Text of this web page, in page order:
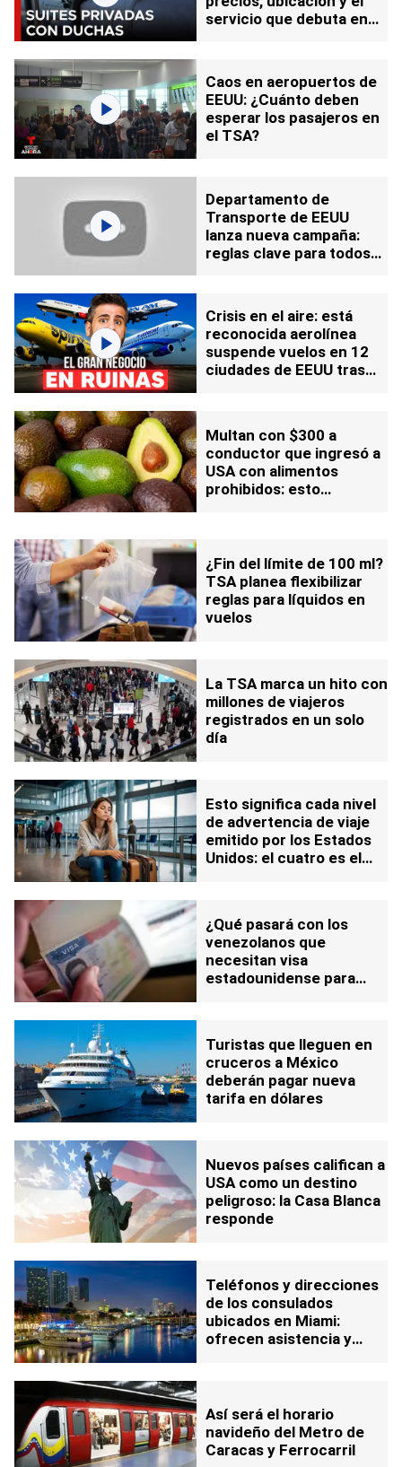
servicio que debuta en
Caos en aeropuertos de
EEUU: ¿Cuánto deben
esperar los pasajeros en
el TSA?
Departamento de
Transporte de EEUU
lanza nueva campaña:
reglas clave para todos
Crisis en el aire: está
reconocida aerolínea
suspende vuelos en 12
ciudades de EEUU tras
Multan con $300 a
conductor que ingresó a
USA con alimentos
prohibidos: esto
¿Fin del límite de 100 ml?
TSA planea flexibilizar
reglas para líquidos en
vuelos
La TSA marca un hito con
millones de viajeros
registrados en un solo
día
Esto significa cada nivel
de advertencia de viaje
emitido por los Estados
Unidos: el cuatro es el
¿Qué pasará con los
venezolanos que
necesitan visa
estadounidense para
Turistas que lleguen en
cruceros a México
deberán pagar nueva
tarifa en dólares
Nuevos países califican a
USA como un destino
peligroso: la Casa Blanca
responde
Teléfonos y direcciones
de los consulados
ubicados en Miami:
ofrecen asistencia y
Así será el horario
navideño del Metro de
Caracas y Ferrocarril